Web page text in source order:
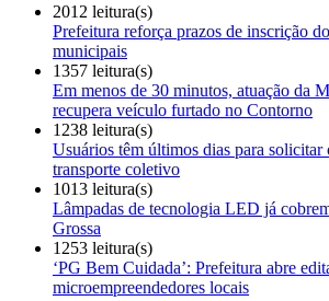
2012 leitura(s)
Prefeitura reforça prazos de inscrição
municipais
1357 leitura(s)
Em menos de 30 minutos, atuação da
recupera veículo furtado no Contorno
1238 leitura(s)
Usuários têm últimos dias para solicitar
transporte coletivo
1013 leitura(s)
Lâmpadas de tecnologia LED já
Grossa
1253 leitura(s)
‘PG Bem Cuidada’: Prefeitura abre
microempreendedores locais